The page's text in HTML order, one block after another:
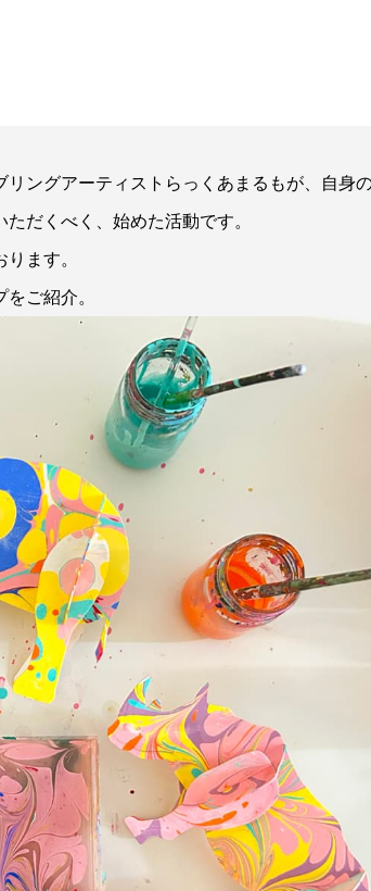
ングアーティストらっくあまるもが、自身
だくべく、始めた活動です。
ます。
ご紹介。